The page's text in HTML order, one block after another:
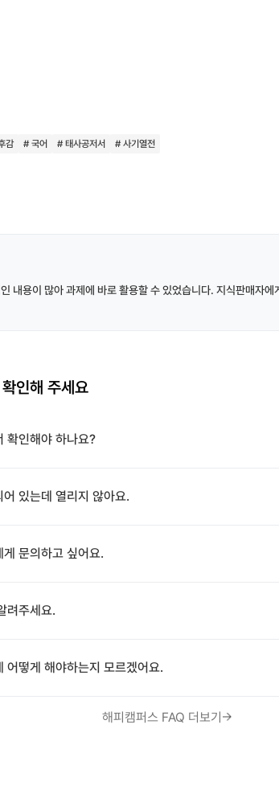
감 # 국어 # 태사공저서 # 사기열전
내용이 많아 과제에 바로 활용할 수 있었습니다. 지식판매자
인해 주세요
확인해야 하나요?
있는데 열리지 않아요.
문의하고 싶어요.
려주세요.
어떻게 해야하는지 모르겠어요.
해피캠퍼스 FAQ 더보기